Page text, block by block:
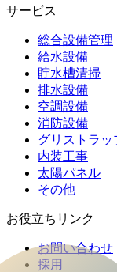
サービス
総合設備管理
給水設備
貯水槽清掃
排水設備
空調設備
消防設備
グリストラッ
内装工事
太陽パネル
その他
お役立ちリンク
お問い合わせ
採用